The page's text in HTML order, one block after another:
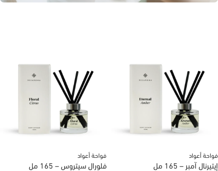
فواحة أعواد
إيتيرنال آمبر – 165 مل
فواحة أعواد
فلورال سيتروس – 165 مل